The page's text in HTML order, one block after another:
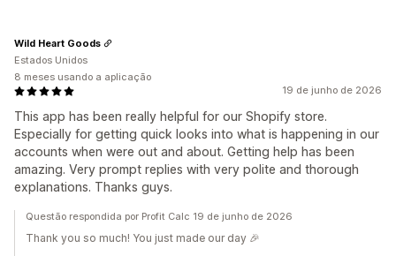
19 de junho de 2026
This app has been really helpful for our Shopify store.
Especially for getting quick looks into what is happening in our
accounts when were out and about. Getting help has been
amazing. Very prompt replies with very polite and thorough
explanations. Thanks guys.
Wild Heart Goods
Estados Unidos
8 meses usando a aplicação
Questão respondida por Profit Calc 19 de junho de 2026
Thank you so much! You just made our day 🎉